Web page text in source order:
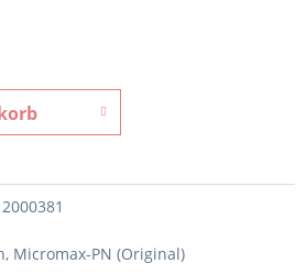
2000381
Micromax-PN (Original)